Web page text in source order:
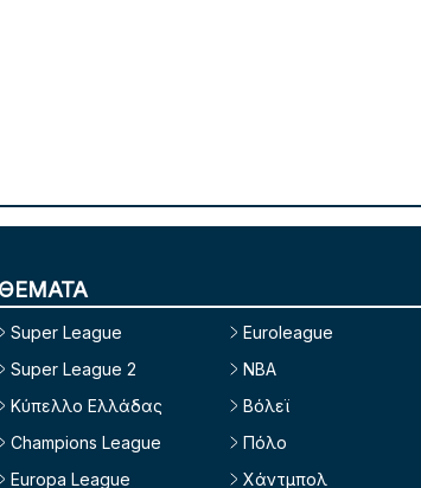
ΘΕΜΑΤΑ
Super League
Super League 2
Κύπελλο Ελλάδας
Champions League
Europa League
Euroleague
NBA
Βόλεϊ
Πόλο
Χάντμπολ